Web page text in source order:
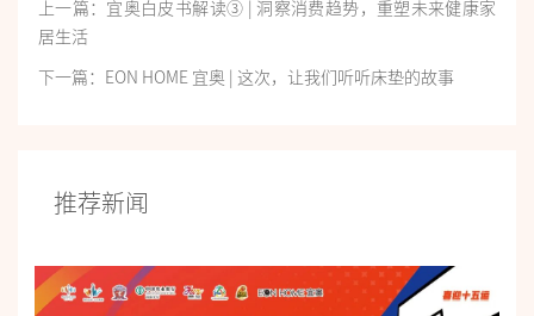
上一篇：宜奥白皮书解读③ | 洞察消费趋势，重塑未来健康家
居生活
下一篇：EON HOME 宜奥 | 这次，让我们听听床垫的故事
推荐新闻